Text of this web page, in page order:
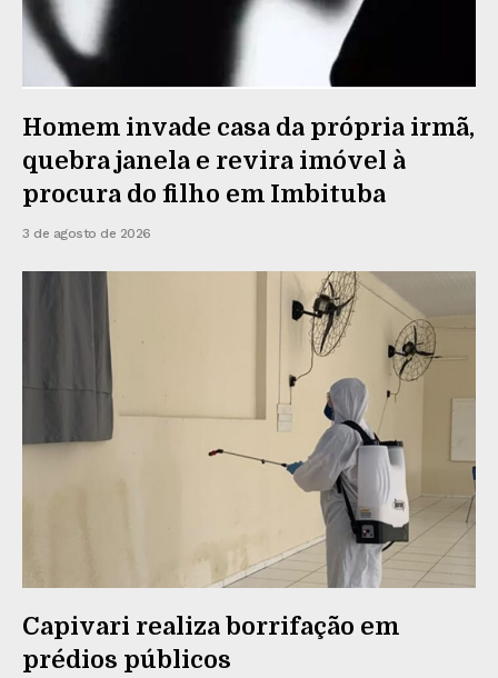
Homem invade casa da própria irmã,
quebra janela e revira imóvel à
procura do filho em Imbituba
3 de agosto de 2026
Capivari realiza borrifação em
prédios públicos